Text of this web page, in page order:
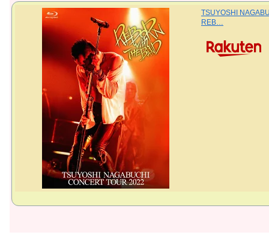
TSUYOSHI
REB…